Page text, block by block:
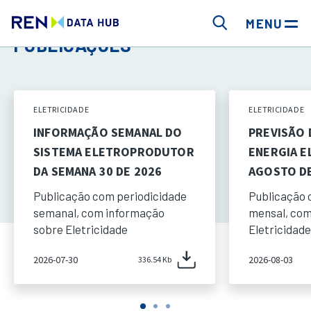
MENU
PUBLICAÇÕES
ELETRICIDADE
INFORMAÇÃO SEMANAL DO
SISTEMA ELETROPRODUTOR
DA SEMANA 30 DE 2026
Publicação com periodicidade
semanal, com informação
sobre Eletricidade
2026-07-30 336.54 Kb
ELETRICIDADE
PREVISÃO
ENERGIA
AGOSTO
Publicação
mensal,
Eletricidade
2026-08-03